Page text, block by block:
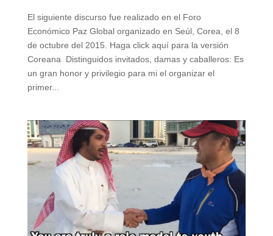
El siguiente discurso fue realizado en el Foro
Económico Paz Global organizado en Seúl, Corea, el 8
de octubre del 2015. Haga click aquí para la versión
Coreana Distinguidos invitados, damas y caballeros: Es
un gran honor y privilegio para mi el organizar el
primer...